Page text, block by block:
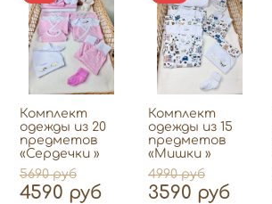
Комплект
одежды из 20
предметов
«Сердечки »
5690 руб
4590 руб
Комплект
одежды из 15
предметов
«Мишки »
4990 руб
3590 руб